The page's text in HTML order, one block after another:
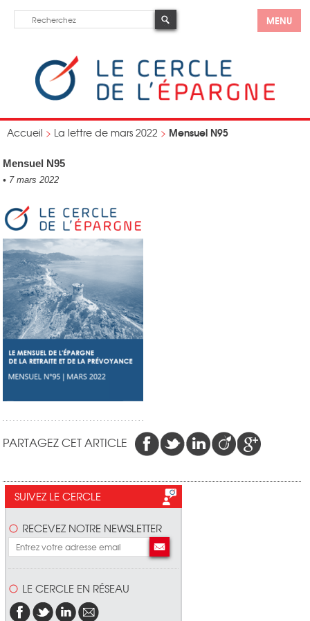
MENU
Accueil > La lettre de mars 2022 > Mensuel N95
Mensuel N95
• 7 mars 2022
PARTAGEZ CET ARTICLE
SUIVEZ LE CERCLE
RECEVEZ NOTRE NEWSLETTER
LE CERCLE EN RÉSEAU